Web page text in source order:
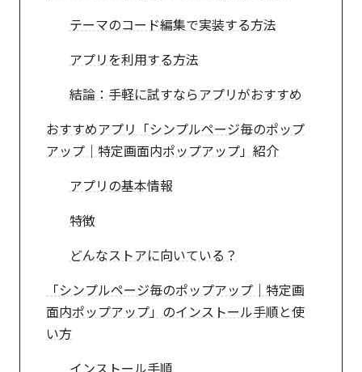
テーマのコード編集で実装する方法
アプリを利用する方法
結論：手軽に試すならアプリがおすすめ
おすすめアプリ「シンプルページ毎のポップ
アップ｜特定画面内ポップアップ」紹介
アプリの基本情報
特徴
どんなストアに向いている？
「シンプルページ毎のポップアップ｜特定画
面内ポップアップ」のインストール手順と使
い方
インストール手順